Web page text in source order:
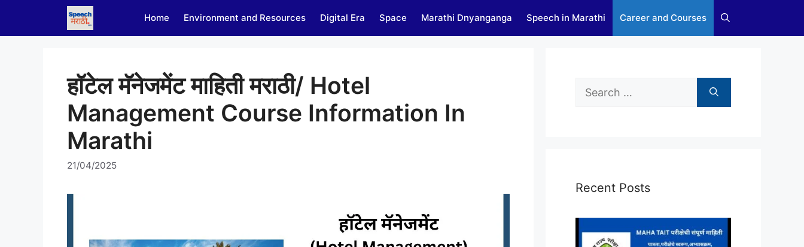
content
Home Environment and Resources Digital Era Space Marathi Dnyanganga Speech in Marathi Career and Courses
हॉटेल मॅनेजमेंट माहिती मराठी/ Hotel
Management Course Information In
Marathi
21/04/2025
Search
Recent Posts